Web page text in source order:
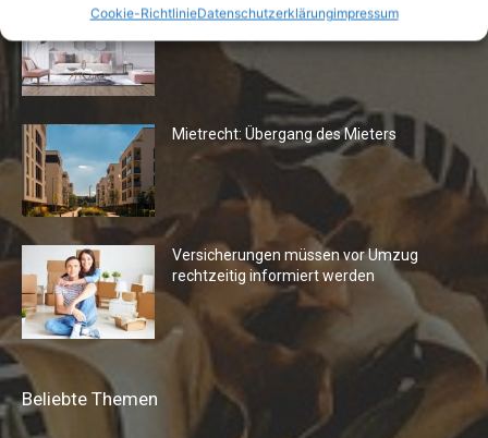
Cookie-RichtlinieDatenschutzerklärungimpressum
Fototapeten: Neuer Look fürs
Mietrecht: Übergang des Mieters
Versicherungen müssen vor Umzug
rechtzeitig informiert werden
Beliebte Themen